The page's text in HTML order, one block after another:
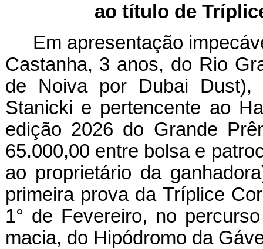
ao título de
Em apresentação
Castanha, 3 anos, do Rio
de Noiva por Dubai Dust),
Stanicki e pertencente ao
edição 2026 do Grande
65.000,00 entre bolsa e
ao proprietário da
primeira prova da Tríplice
1° de Fevereiro, no
macia, do Hipódromo da